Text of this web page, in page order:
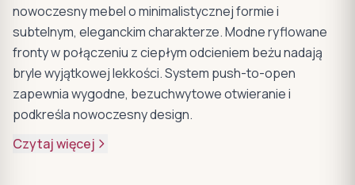
nowoczesny mebel o minimalistycznej formie i
subtelnym, eleganckim charakterze. Modne ryflowane
fronty w połączeniu z ciepłym odcieniem beżu nadają
bryle wyjątkowej lekkości. System push-to-open
zapewnia wygodne, bezuchwytowe otwieranie i
podkreśla nowoczesny design.
Czytaj więcej